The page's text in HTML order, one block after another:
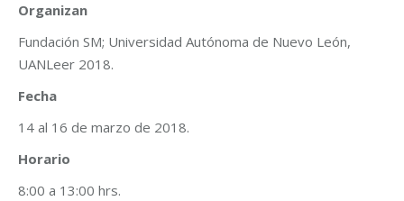
Organizan
Fundación SM; Universidad Autónoma de Nuevo León,
UANLeer 2018.
Fecha
14 al 16 de marzo de 2018.
Horario
8:00 a 13:00 hrs.